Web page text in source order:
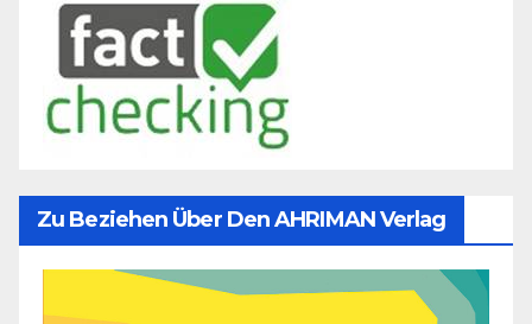
Zu Beziehen Über Den AHRIMAN Verlag